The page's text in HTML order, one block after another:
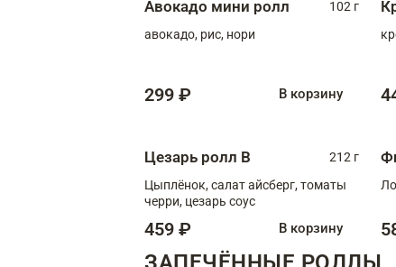
Авокадо мини ролл
102 г
авокадо, рис, нори
299 ₽ В корзину
Цезарь ролл В
212 г
Цыплёнок, салат айсберг, томаты
черри, цезарь соус
459 ₽ В корзину